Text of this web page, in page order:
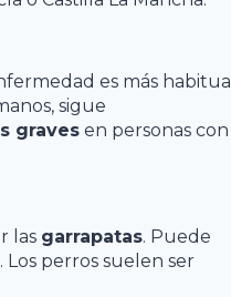
es más habitual
sigue
gravesen personas con
las garrapatas. Puede
perros suelen ser